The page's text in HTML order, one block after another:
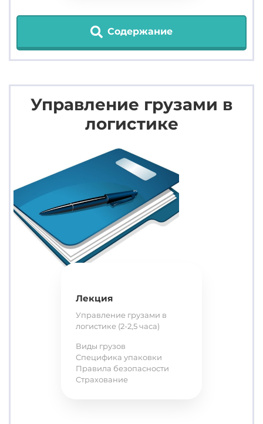
Содержание
Управление грузами в
логистике
Лекция
Управление грузами в
логистике (2-2,5 часа)
Виды грузов
Специфика упаковки
Правила безопасности
Страхование